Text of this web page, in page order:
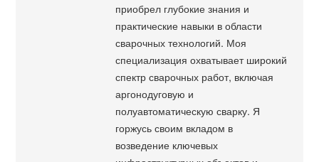
приобрел глубокие знания и
практические навыки в области
сварочных технологий. Моя
специализация охватывает широкий
спектр сварочных работ, включая
аргонодуговую и
полуавтоматическую сварку. Я
горжусь своим вкладом в
возведение ключевых